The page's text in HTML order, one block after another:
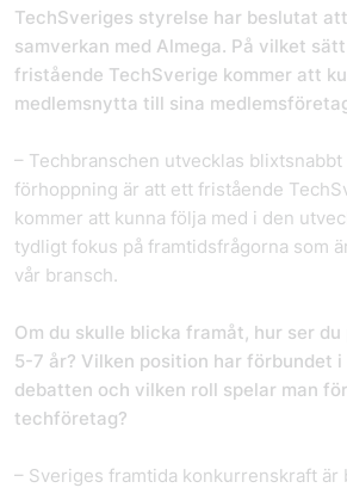
TechSveriges styrelse har beslutat
samverkan med Almega. På vilket
fristående TechSverige kommer att
medlemsnytta till sina
– Techbranschen utvecklas blixtsnabbt
förhoppning är att ett fristående
kommer att kunna följa med i den
tydligt fokus på framtidsfrågorna som
vår bransch.
Om du skulle blicka framåt, hur ser
5-7 år? Vilken position har förbundet i
debatten och vilken roll spelar man
techföretag?
– Sveriges framtida konkurrenskraft är